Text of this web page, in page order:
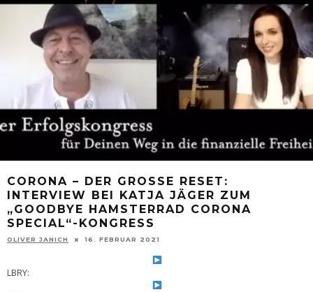
CORONA – DER GROSSE RESET: I
NTERVIEW BEI KATJA JÄGER ZUM „
GOODBYE HAMSTERRAD CORONA S
PECIAL“-KONGRESS
OLIVER JANICH 16. FEBRUAR 2021
LBRY: